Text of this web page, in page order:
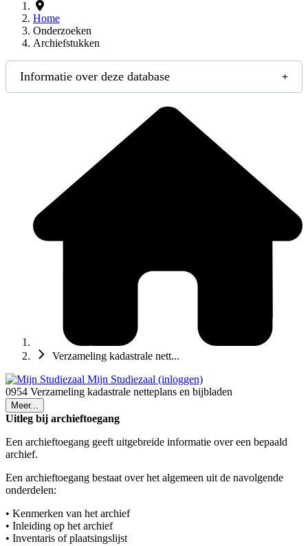
Home
Onderzoeken
Archiefstukken
Informatie over deze database
Verzameling kadastrale nett...
Mijn Studiezaal (inloggen)
0954 Verzameling kadastrale netteplans en bijbladen
Meer...
Uitleg bij archieftoegang
Een archieftoegang geeft uitgebreide informatie over een bepaald
archief.
Een archieftoegang bestaat over het algemeen uit de navolgende
onderdelen:
• Kenmerken van het archief
• Inleiding op het archief
• Inventaris of plaatsingslijst